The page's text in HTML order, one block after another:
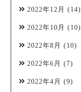
2022年12月 (14)
2022年10月 (10)
2022年8月 (10)
2022年6月 (7)
2022年4月 (9)